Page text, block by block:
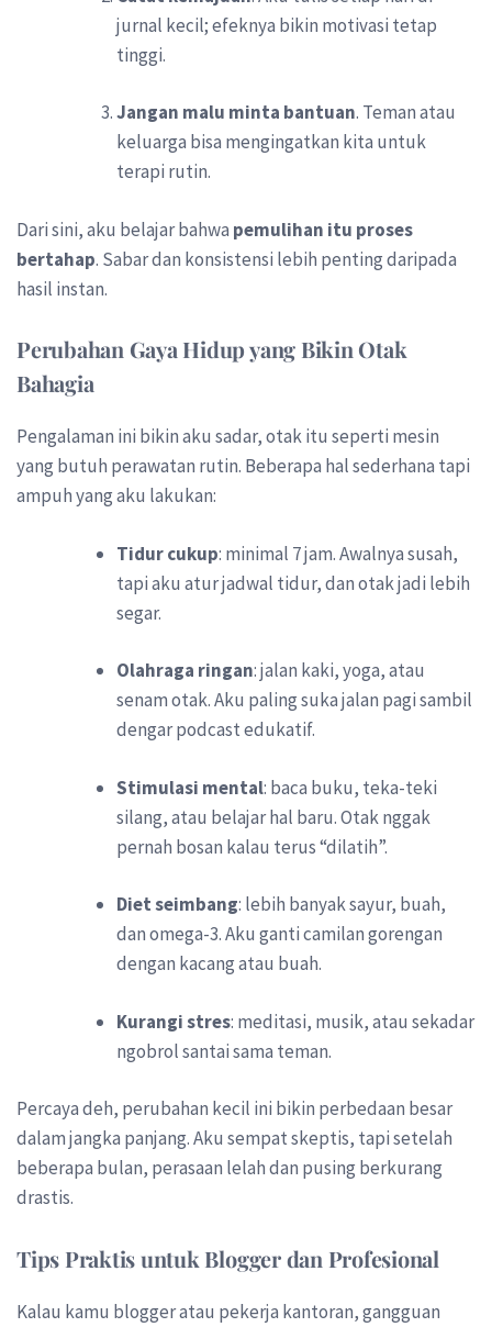
jurnal kecil; efeknya bikin motivasi tetap
tinggi.
Jangan malu minta bantuan. Teman atau
keluarga bisa mengingatkan kita untuk
terapi rutin.
Dari sini, aku belajar bahwa pemulihan itu proses
bertahap. Sabar dan konsistensi lebih penting daripada
hasil instan.
Perubahan Gaya Hidup yang Bikin Otak
Bahagia
Pengalaman ini bikin aku sadar, otak itu seperti mesin
yang butuh perawatan rutin. Beberapa hal sederhana tapi
ampuh yang aku lakukan:
Tidur cukup: minimal 7 jam. Awalnya susah,
tapi aku atur jadwal tidur, dan otak jadi lebih
segar.
Olahraga ringan: jalan kaki, yoga, atau
senam otak. Aku paling suka jalan pagi sambil
dengar podcast edukatif.
Stimulasi mental: baca buku, teka-teki
silang, atau belajar hal baru. Otak nggak
pernah bosan kalau terus “dilatih”.
Diet seimbang: lebih banyak sayur, buah,
dan omega-3. Aku ganti camilan gorengan
dengan kacang atau buah.
Kurangi stres: meditasi, musik, atau sekadar
ngobrol santai sama teman.
Percaya deh, perubahan kecil ini bikin perbedaan besar
dalam jangka panjang. Aku sempat skeptis, tapi setelah
beberapa bulan, perasaan lelah dan pusing berkurang
drastis.
Tips Praktis untuk Blogger dan Profesional
Kalau kamu blogger atau pekerja kantoran, gangguan